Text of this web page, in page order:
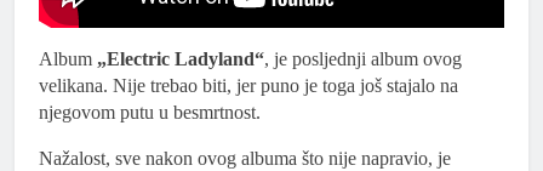
Album „Electric Ladyland“, je posljednji album ovog
velikana. Nije trebao biti, jer puno je toga još stajalo na
njegovom putu u besmrtnost.
Nažalost, sve nakon ovog albuma što nije napravio, je